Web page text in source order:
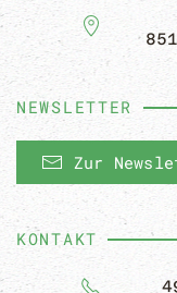
NEWSLETTER
Zur
KONTAKT